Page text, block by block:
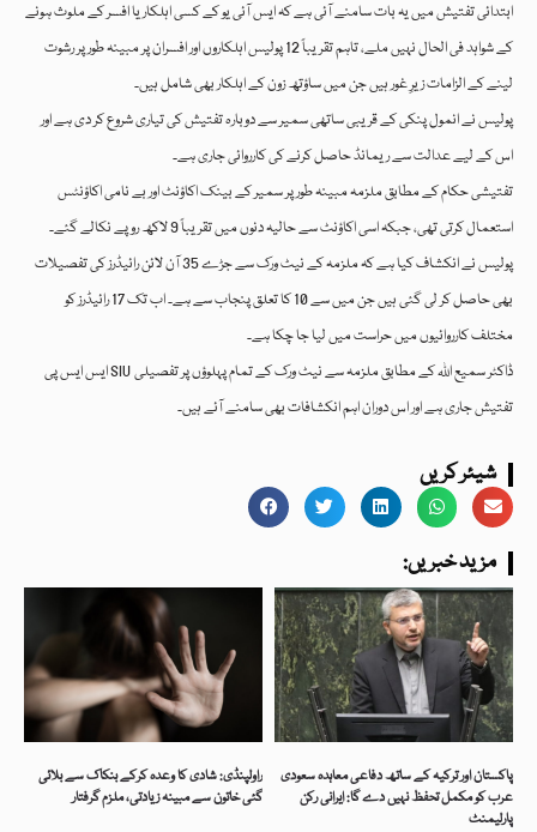
ابتدائی تفتیش میں یہ بات سامنے آئی ہے کہ ایس آئی یو کے کسی اہلکار یا افسر کے ملوث ہونے
کے شواہد فی الحال نہیں ملے، تاہم تقریباً 12 پولیس اہلکاروں اور افسران پر مبینہ طور پر رشوت
لینے کے الزامات زیرِ غور ہیں جن میں ساؤتھ زون کے اہلکار بھی شامل ہیں۔
پولیس نے انمول پنکی کے قریبی ساتھی سمیر سے دوبارہ تفتیش کی تیاری شروع کر دی ہے اور
اس کے لیے عدالت سے ریمانڈ حاصل کرنے کی کارروائی جاری ہے۔
تفتیشی حکام کے مطابق ملزمہ مبینہ طور پر سمیر کے بینک اکاؤنٹ اور بے نامی اکاؤنٹس
استعمال کرتی تھی، جبکہ اسی اکاؤنٹ سے حالیہ دنوں میں تقریباً 9 لاکھ روپے نکالے گئے۔
پولیس نے انکشاف کیا ہے کہ ملزمہ کے نیٹ ورک سے جڑے 35 آن لائن رائیڈرز کی تفصیلات
بھی حاصل کر لی گئی ہیں جن میں سے 10 کا تعلق پنجاب سے ہے۔ اب تک 17 رائیڈرز کو
مختلف کارروائیوں میں حراست میں لیا جا چکا ہے۔
ایس ایس پی SIU ڈاکٹر سمیع اللہ کے مطابق ملزمہ سے نیٹ ورک کے تمام پہلوؤں پر تفصیلی
تفتیش جاری ہے اور اس دوران اہم انکشافات بھی سامنے آئے ہیں۔
شیئر کریں
:مزید خبریں
راولپنڈی: شادی کا وعدہ کرکے بنکاک سے بلائی
گئی خاتون سے مبینہ زیادتی، ملزم گرفتار
پاکستان اور ترکیہ کے ساتھ دفاعی معاہدہ سعودی
عرب کو مکمل تحفظ نہیں دے گا: ایرانی رکن
پارلیمنٹ